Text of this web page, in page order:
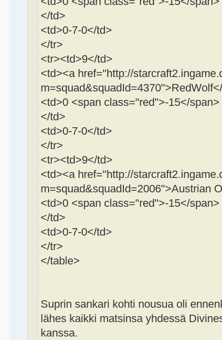
</td>
<td>0-7-0</td>
</tr>
<tr><td>9</td>
<td><a href="http://
<td>0 <span class="red">-15</span>
</td>
<td>0-7-0</td>
</tr>
<tr><td>9</td>
<td><a href="http://
m=squad&squadId=2006">Austrian
<td>0 <span class="red">-15</span>
</td>
<td>0-7-0</td>
</tr>
</table>
Suprin sankari kohti nousua oli
lähes kaikki matsinsa yhdessä
kanssa.